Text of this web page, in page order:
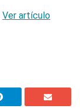
Ver artículo